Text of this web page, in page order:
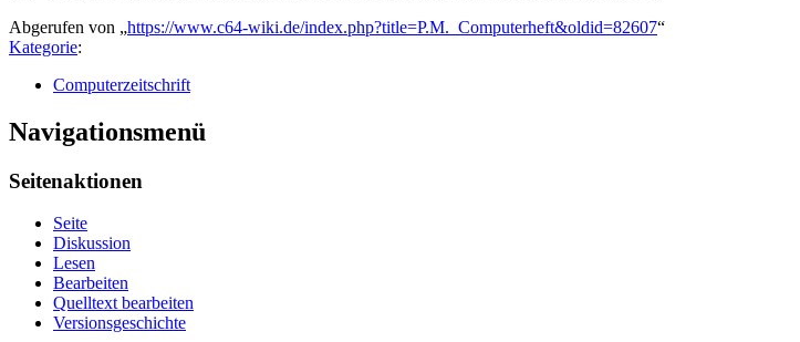
Abgerufen von „https://www.c64-wiki.de/index.php?title=P.M._Computerheft&oldid=82607“
Kategorie:
Computerzeitschrift
Navigationsmenü
Seitenaktionen
Seite
Diskussion
Lesen
Bearbeiten
Quelltext bearbeiten
Versionsgeschichte